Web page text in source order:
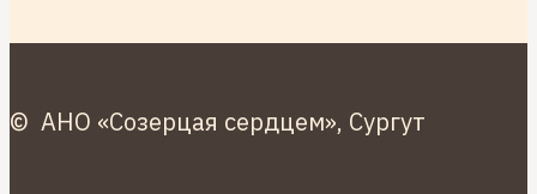
© АНО «Созерцая сердцем», Сургут